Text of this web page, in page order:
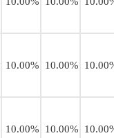
10.00% 10.00%
10.00% 10.00%